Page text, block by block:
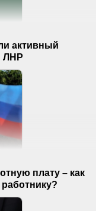
активный
ЛНР
плату – как